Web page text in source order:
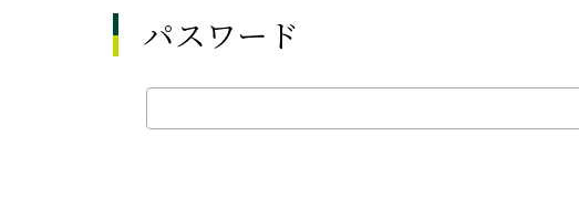
パスワード